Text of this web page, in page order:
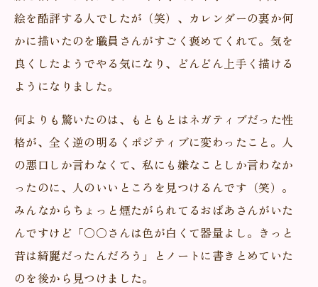
絵を酷評する人でしたが（笑）、カレンダーの裏か何
かに描いたのを職員さんがすごく褒めてくれて。気を
良くしたようでやる気になり、どんどん上手く描ける
ようになりました。
何よりも驚いたのは、もともとはネガティブだった性
格が、全く逆の明るくポジティブに変わったこと。人
の悪口しか言わなくて、私にも嫌なことしか言わなか
ったのに、人のいいところを見つけるんです（笑）。
みんなからちょっと煙たがられてるおばあさんがいた
んですけど「〇〇さんは色が白くて器量よし。きっと
昔は綺麗だったんだろう」とノートに書きとめていた
のを後から見つけました。